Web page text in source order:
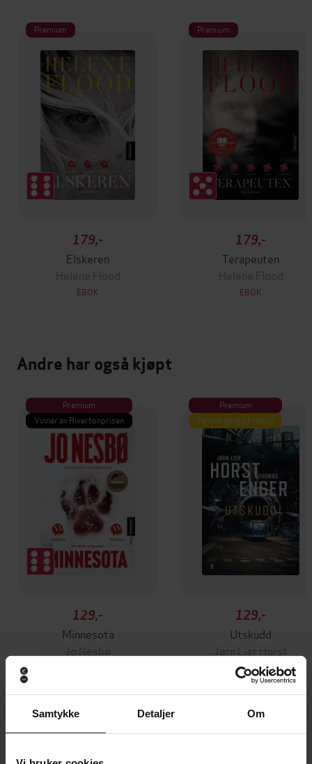
Samtykke Detaljer Om
Premium
179,-
Elskeren
Helene Flood
EBOK
Premium
179,-
Terapeuten
Helene Flood
EBOK
Andre har også kjøpt
Premium
Vinner av Rivertonprisen
129,-
Minnesota
Jo Nesbø
Premium
Første gang på tilbud
129,-
Utskudd
Jørn Lier Horst
EBOK